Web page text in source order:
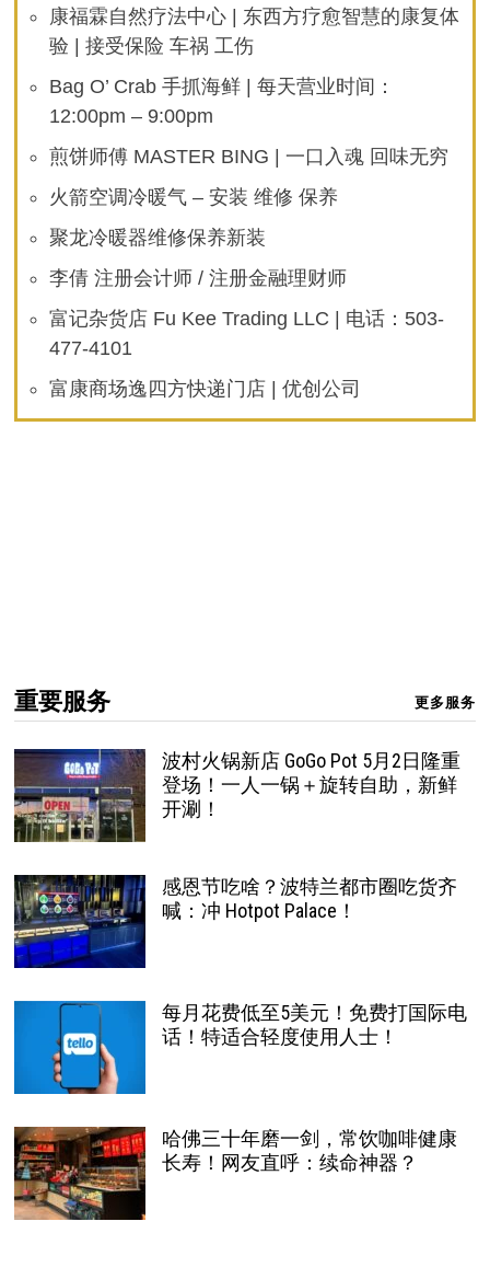
康福霖自然疗法中心 | 东西方疗愈智慧的康复体
验 | 接受保险 车祸 工伤
Bag O’ Crab 手抓海鲜 | 每天营业时间：
12:00pm – 9:00pm
煎饼师傅 MASTER BING | 一口入魂 回味无穷
火箭空调冷暖气 – 安装 维修 保养
聚龙冷暖器维修保养新装
李倩 注册会计师 / 注册金融理财师
富记杂货店 Fu Kee Trading LLC | 电话：503-
477-4101
富康商场逸四方快递门店 | 优创公司
重要服务 更多服务
波村火锅新店 GoGo Pot 5月2日隆重
登场！一人一锅＋旋转自助，新鲜
开涮！
感恩节吃啥？波特兰都市圈吃货齐
喊：冲 Hotpot Palace！
每月花费低至5美元！免费打国际电
话！特适合轻度使用人士！
哈佛三十年磨一剑，常饮咖啡健康
长寿！网友直呼：续命神器？